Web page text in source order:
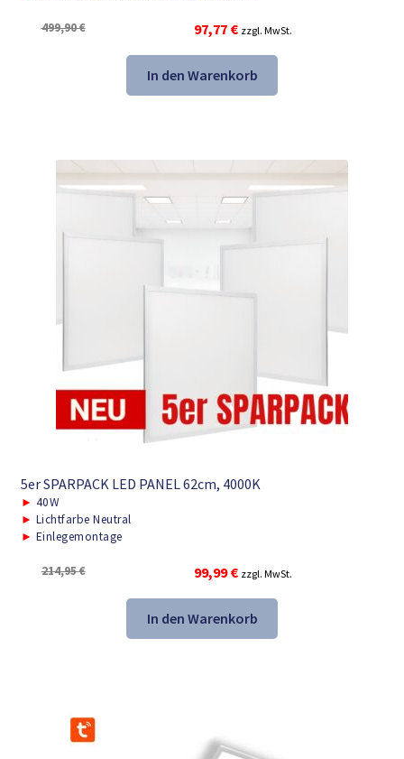
499,90€
Ursprünglicher
war:
499,90 €
97,77 €Aktueller
ist:
97,77 €.
zzgl. MwSt.
In den Warenkorb
5er SPARPACK LED PANEL 62cm, 4000K
► 40W
► Lichtfarbe Neutral
► Einlegemontage
214,95€
Ursprünglicher
war:
214,95 €
99,99€Aktueller
ist:
99,99 €.
zzgl. MwSt.
In den Warenkorb